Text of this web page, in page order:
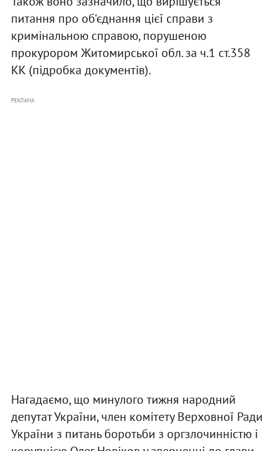
питання про об'єднання цієї справи з
кримінальною справою, порушеною
прокурором Житомирської обл. за ч.1 ст.358
КК (підробка документів).
РЕКЛАМА
Нагадаємо, що минулого тижня народний
депутат України, член комітету Верховної Ради
України з питань боротьби з оргзлочинністю і